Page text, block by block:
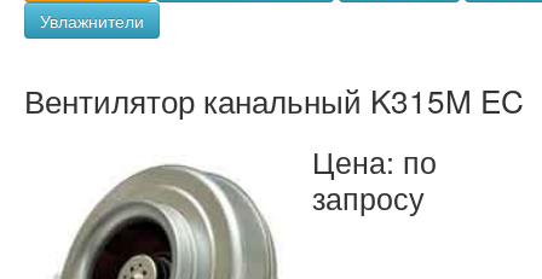
Увлажнители
Вентилятор канальный K315M EC
Цена: по
запросу